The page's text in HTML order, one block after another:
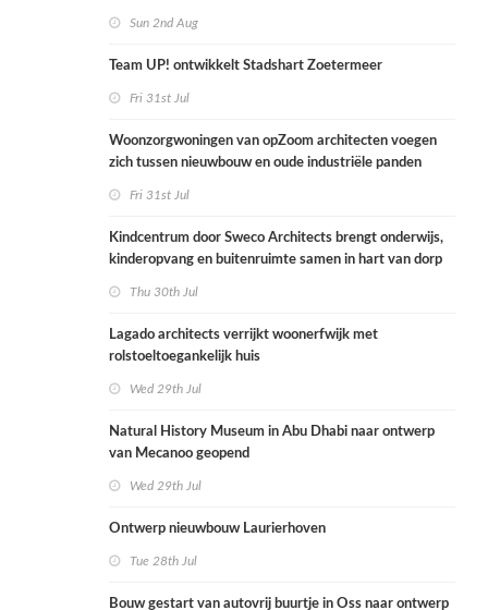
Sun 2nd Aug
Team UP! ontwikkelt Stadshart Zoetermeer
Fri 31st Jul
Woonzorgwoningen van opZoom architecten voegen
zich tussen nieuwbouw en oude industriële panden
Fri 31st Jul
Kindcentrum door Sweco Architects brengt onderwijs,
kinderopvang en buitenruimte samen in hart van dorp
Thu 30th Jul
Lagado architects verrijkt woonerfwijk met
rolstoeltoegankelijk huis
Wed 29th Jul
Natural History Museum in Abu Dhabi naar ontwerp
van Mecanoo geopend
Wed 29th Jul
Ontwerp nieuwbouw Laurierhoven
Tue 28th Jul
Bouw gestart van autovrij buurtje in Oss naar ontwerp